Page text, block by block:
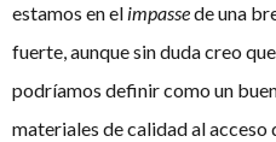
estamos en el impassede una
fuerte, aunque sin duda creo
podríamos definir como un
materiales de calidad al acceso